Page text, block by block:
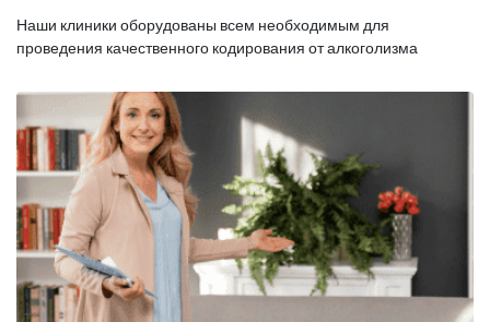
Наши клиники оборудованы всем необходимым для
проведения качественного кодирования от алкоголизма